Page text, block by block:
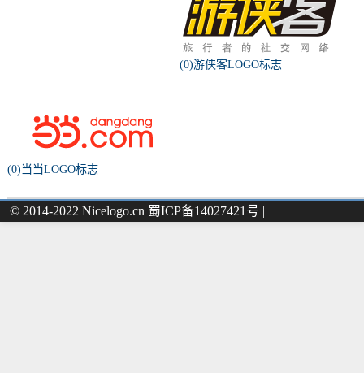
(0)游侠客LOGO标志
(0)当当LOGO标志
© 2014-2022 Nicelogo.cn 蜀ICP备14027421号 |